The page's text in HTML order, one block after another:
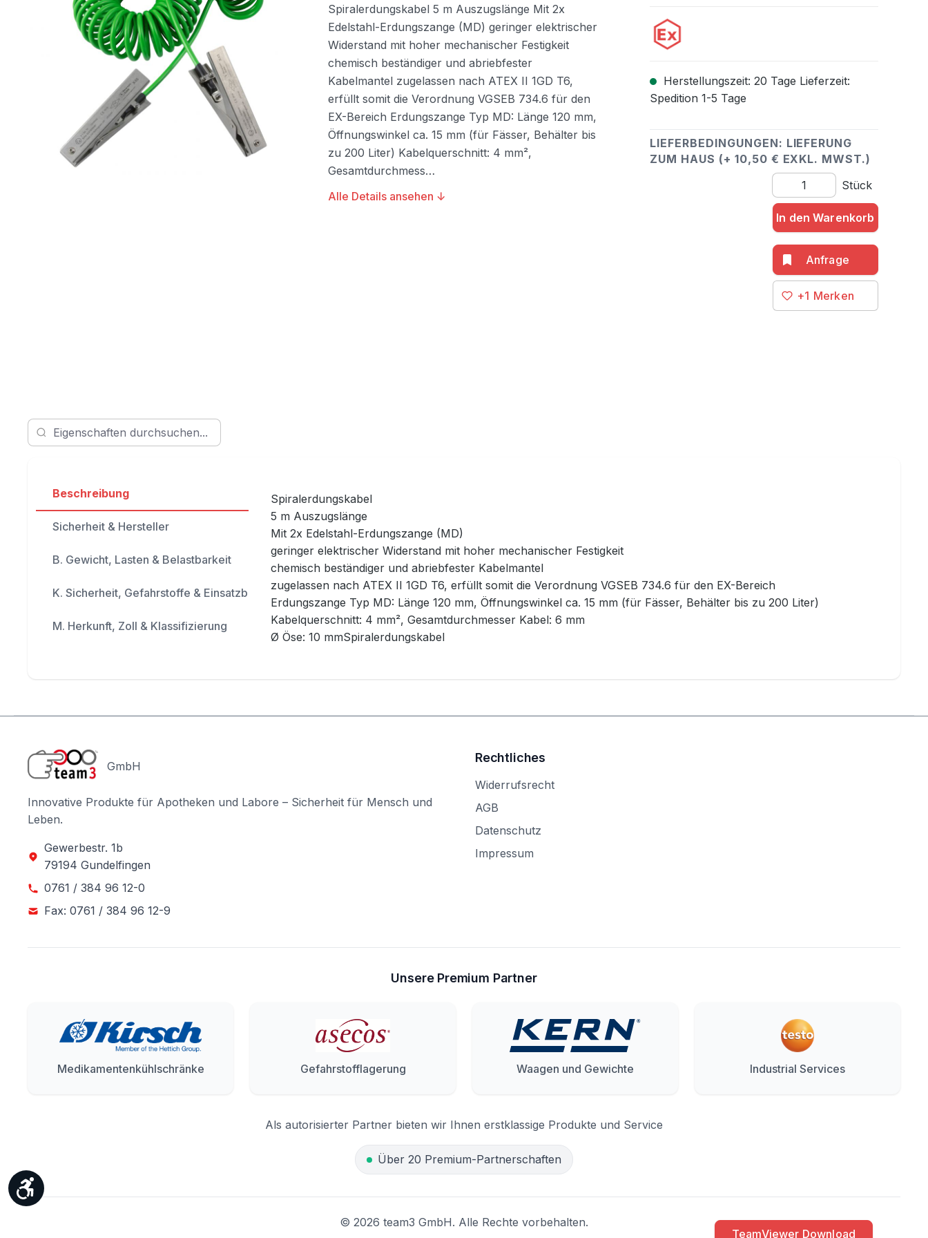
Spiralerdungskabel 5 m Auszugslänge Mit 2x
Edelstahl-Erdungszange (MD) geringer elektrischer
Widerstand mit hoher mechanischer Festigkeit
chemisch beständiger und abriebfester
Kabelmantel zugelassen nach ATEX II 1GD T6,
erfüllt somit die Verordnung VGSEB 734.6 für den
EX-Bereich Erdungszange Typ MD: Länge 120 mm,
Öffnungswinkel ca. 15 mm (für Fässer, Behälter bis
zu 200 Liter) Kabelquerschnitt: 4 mm²,
Gesamtdurchmess…
Alle Details ansehen ↓
Herstellungszeit: 20 Tage Lieferzeit:
Spedition 1-5 Tage
LIEFERBEDINGUNGEN: LIEFERUNG
ZUM HAUS (+ 10,50 € EXKL. MWST.)
Produkt Anzahl: Gib den
Stück
In den Warenkorb
+1
Beschreibung
Sicherheit & Hersteller
B. Gewicht, Lasten & Belastbarkeit
K. Sicherheit, Gefahrstoffe & Einsatzbereich
M. Herkunft, Zoll & Klassifizierung
Spiralerdungskabel
5 m Auszugslänge
Mit 2x Edelstahl-Erdungszange (MD)
geringer elektrischer Widerstand mit hoher mechanischer Festigkeit
chemisch beständiger und abriebfester Kabelmantel
zugelassen nach ATEX II 1GD T6, erfüllt somit die Verordnung VGSEB 734.6 für den EX-Bereich
Erdungszange Typ MD: Länge 120 mm, Öffnungswinkel ca. 15 mm (für Fässer, Behälter bis zu 200 Liter)
Kabelquerschnitt: 4 mm², Gesamtdurchmesser Kabel: 6 mm
Ø Öse: 10 mmSpiralerdungskabel
GmbH
Innovative Produkte für Apotheken und Labore – Sicherheit für Mensch und
Leben.
Gewerbestr. 1b
79194 Gundelfingen
0761 / 384 96 12-0
Fax: 0761 / 384 96 12-9
Rechtliches
Widerrufsrecht
AGB
Datenschutz
Impressum
Unsere Premium Partner
Medikamentenkühlschränke Gefahrstofflagerung Waagen und Gewichte Industrial Services
Als autorisierter Partner bieten wir Ihnen erstklassige Produkte und Service
Über 20 Premium-Partnerschaften
© 2026 team3 GmbH. Alle Rechte vorbehalten.
Werkzeugleiste anzeigen
TeamViewer Download